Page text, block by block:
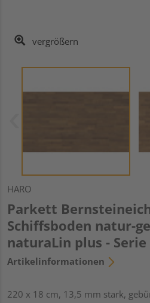
vergrößern
HARO
Parkett
Schiffsboden natur-
naturaLin plus - Serie
Artikelinformationen
220 x 18 cm, 13,5 mm stark,